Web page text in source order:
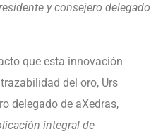
y consejero delegado
que esta innovación
del oro, Urs
delegado de aXedras,
integral de